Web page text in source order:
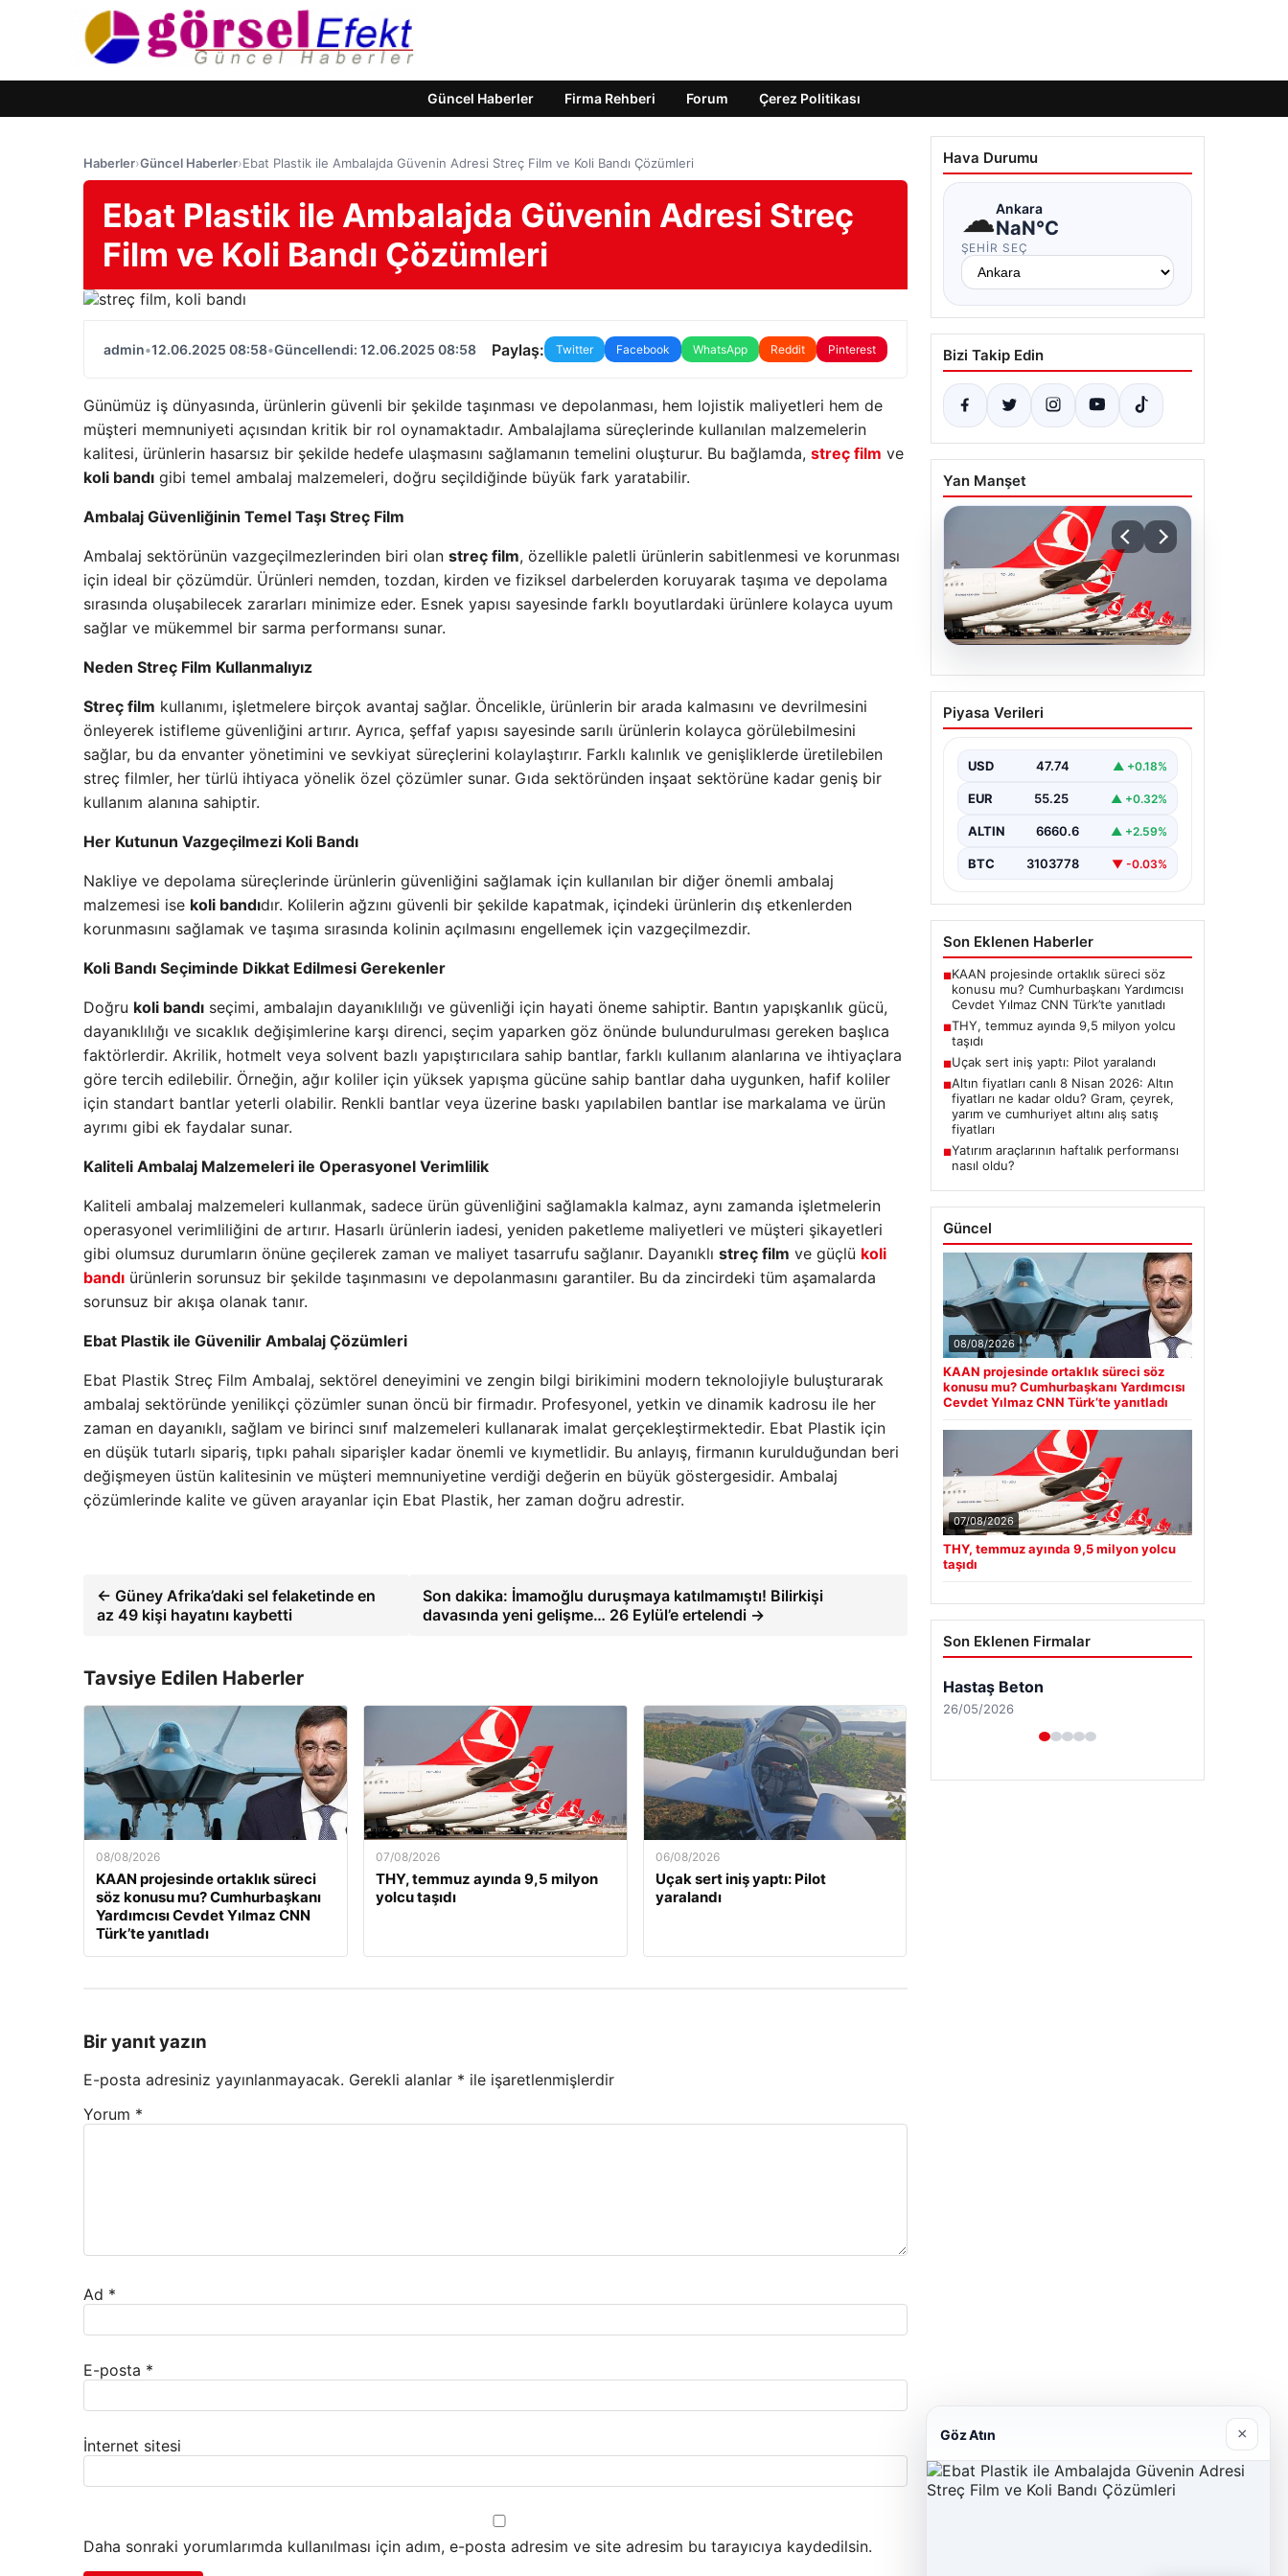
Güncel Haberler Firma Rehberi Forum Çerez Politikası
Haberler›Güncel Haberler›Ebat Plastik ile Ambalajda Güvenin Adresi Streç Film ve Koli Bandı Çözümleri
Ebat Plastik ile Ambalajda Güvenin Adresi Streç
Film ve Koli Bandı Çözümleri
admin•12.06.2025 08:58•Güncellendi: 12.06.2025 08:58 Paylaş: Twitter Facebook WhatsApp Reddit Pinterest
Günümüz iş dünyasında, ürünlerin güvenli bir şekilde taşınması ve depolanması, hem lojistik maliyetleri hem de
müşteri memnuniyeti açısından kritik bir rol oynamaktadır. Ambalajlama süreçlerinde kullanılan malzemelerin
kalitesi, ürünlerin hasarsız bir şekilde hedefe ulaşmasını sağlamanın temelini oluşturur. Bu bağlamda, streç film ve
koli bandı gibi temel ambalaj malzemeleri, doğru seçildiğinde büyük fark yaratabilir.
Ambalaj Güvenliğinin Temel Taşı Streç Film
Ambalaj sektörünün vazgeçilmezlerinden biri olan streç film, özellikle paletli ürünlerin sabitlenmesi ve korunması
için ideal bir çözümdür. Ürünleri nemden, tozdan, kirden ve fiziksel darbelerden koruyarak taşıma ve depolama
sırasında oluşabilecek zararları minimize eder. Esnek yapısı sayesinde farklı boyutlardaki ürünlere kolayca uyum
sağlar ve mükemmel bir sarma performansı sunar.
Neden Streç Film Kullanmalıyız
Streç film kullanımı, işletmelere birçok avantaj sağlar. Öncelikle, ürünlerin bir arada kalmasını ve devrilmesini
önleyerek istifleme güvenliğini artırır. Ayrıca, şeffaf yapısı sayesinde sarılı ürünlerin kolayca görülebilmesini
sağlar, bu da envanter yönetimini ve sevkiyat süreçlerini kolaylaştırır. Farklı kalınlık ve genişliklerde üretilebilen
streç filmler, her türlü ihtiyaca yönelik özel çözümler sunar. Gıda sektöründen inşaat sektörüne kadar geniş bir
kullanım alanına sahiptir.
Her Kutunun Vazgeçilmezi Koli Bandı
Nakliye ve depolama süreçlerinde ürünlerin güvenliğini sağlamak için kullanılan bir diğer önemli ambalaj
malzemesi ise koli bandıdır. Kolilerin ağzını güvenli bir şekilde kapatmak, içindeki ürünlerin dış etkenlerden
korunmasını sağlamak ve taşıma sırasında kolinin açılmasını engellemek için vazgeçilmezdir.
Koli Bandı Seçiminde Dikkat Edilmesi Gerekenler
Doğru koli bandı seçimi, ambalajın dayanıklılığı ve güvenliği için hayati öneme sahiptir. Bantın yapışkanlık gücü,
dayanıklılığı ve sıcaklık değişimlerine karşı direnci, seçim yaparken göz önünde bulundurulması gereken başlıca
faktörlerdir. Akrilik, hotmelt veya solvent bazlı yapıştırıcılara sahip bantlar, farklı kullanım alanlarına ve ihtiyaçlara
göre tercih edilebilir. Örneğin, ağır koliler için yüksek yapışma gücüne sahip bantlar daha uygunken, hafif koliler
için standart bantlar yeterli olabilir. Renkli bantlar veya üzerine baskı yapılabilen bantlar ise markalama ve ürün
ayrımı gibi ek faydalar sunar.
Kaliteli Ambalaj Malzemeleri ile Operasyonel Verimlilik
Kaliteli ambalaj malzemeleri kullanmak, sadece ürün güvenliğini sağlamakla kalmaz, aynı zamanda işletmelerin
operasyonel verimliliğini de artırır. Hasarlı ürünlerin iadesi, yeniden paketleme maliyetleri ve müşteri şikayetleri
gibi olumsuz durumların önüne geçilerek zaman ve maliyet tasarrufu sağlanır. Dayanıklı streç film ve güçlü koli
bandı ürünlerin sorunsuz bir şekilde taşınmasını ve depolanmasını garantiler. Bu da zincirdeki tüm aşamalarda
sorunsuz bir akışa olanak tanır.
Ebat Plastik ile Güvenilir Ambalaj Çözümleri
Ebat Plastik Streç Film Ambalaj, sektörel deneyimini ve zengin bilgi birikimini modern teknolojiyle buluşturarak
ambalaj sektöründe yenilikçi çözümler sunan öncü bir firmadır. Profesyonel, yetkin ve dinamik kadrosu ile her
zaman en dayanıklı, sağlam ve birinci sınıf malzemeleri kullanarak imalat gerçekleştirmektedir. Ebat Plastik için
en düşük tutarlı sipariş, tıpkı pahalı siparişler kadar önemli ve kıymetlidir. Bu anlayış, firmanın kurulduğundan beri
değişmeyen üstün kalitesinin ve müşteri memnuniyetine verdiği değerin en büyük göstergesidir. Ambalaj
çözümlerinde kalite ve güven arayanlar için Ebat Plastik, her zaman doğru adrestir.
← Güney Afrika’daki sel felaketinde en
az 49 kişi hayatını kaybetti
Son dakika: İmamoğlu duruşmaya katılmamıştı! Bilirkişi
davasında yeni gelişme… 26 Eylül’e ertelendi →
Tavsiye Edilen Haberler
08/08/2026
KAAN projesinde ortaklık süreci
söz konusu mu? Cumhurbaşkanı
Yardımcısı Cevdet Yılmaz CNN
Türk’te yanıtladı
07/08/2026
THY, temmuz ayında 9,5 milyon
yolcu taşıdı
06/08/2026
Uçak sert iniş yaptı: Pilot
yaralandı
Bir yanıt yazın
E-posta adresiniz yayınlanmayacak. Gerekli alanlar * ile işaretlenmişlerdir
Yorum *
Ad *
E-posta *
İnternet sitesi
Daha sonraki yorumlarımda kullanılması için adım, e-posta adresim ve site adresim bu tarayıcıya kaydedilsin.
Hava Durumu
☁Ankara
NaN°C
ŞEHIR SEÇ
Bizi Takip Edin
Yan Manşet
07.08.2026
THY, temmuz ayında 9,5
milyon yolcu taşıdı
Piyasa Verileri
USD 47.74 ▲ +0.18%
EUR 55.25 ▲ +0.32%
ALTIN 6660.6 ▲ +2.59%
BTC 3103778 ▼ -0.03%
Son Eklenen Haberler
■KAAN projesinde ortaklık süreci söz
konusu mu? Cumhurbaşkanı Yardımcısı
Cevdet Yılmaz CNN Türk’te yanıtladı
■THY, temmuz ayında 9,5 milyon yolcu
taşıdı
■Uçak sert iniş yaptı: Pilot yaralandı
■Altın fiyatları canlı 8 Nisan 2026: Altın
fiyatları ne kadar oldu? Gram, çeyrek,
yarım ve cumhuriyet altını alış satış
fiyatları
■Yatırım araçlarının haftalık performansı
nasıl oldu?
Güncel
08/08/2026
KAAN projesinde ortaklık süreci söz
konusu mu? Cumhurbaşkanı Yardımcısı
Cevdet Yılmaz CNN Türk’te yanıtladı
07/08/2026
THY, temmuz ayında 9,5 milyon yolcu
taşıdı
Son Eklenen Firmalar
Göz Atın ×